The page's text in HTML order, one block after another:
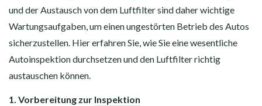
und der Austausch von dem Luftfilter sind daher wichtige
Wartungsaufgaben, um einen ungestörten Betrieb des Autos
sicherzustellen. Hier erfahren Sie, wie Sie eine wesentliche
Autoinspektion durchsetzen und den Luftfilter richtig
austauschen können.
1. Vorbereitung zur Inspektion